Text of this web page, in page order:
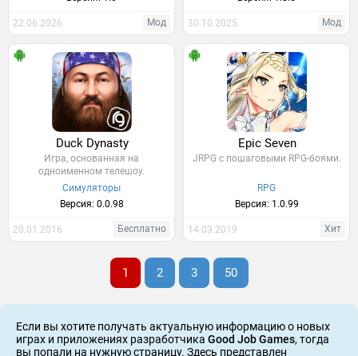
22.06.2026 Мод 30.10.2025 Мод
Duck Dynasty
Игра, основанная на
одноименном телешоу.
Симуляторы
Версия: 0.0.98
20.01.2016 Бесплатно
Epic Seven
JRPG c пошаговыми RPG-боями.
RPG
Версия: 1.0.99
14.03.2019 Хит
1 2 3 50
Если вы хотите получать актуальную информацию о новых
играх и приложениях разработчика Good Job Games, тогда
вы попали на нужную страницу. Здесь представлен